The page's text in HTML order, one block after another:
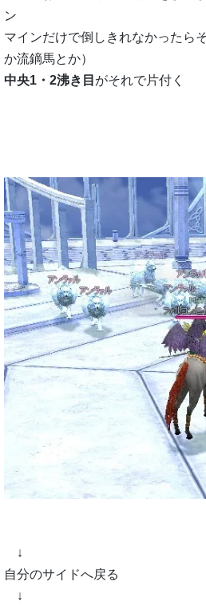
ン
マインだけで倒しきれなかったら
か流鏑馬とか）
中央1・2沸き目 がそれで片付く
↓
自分のサイドへ戻る
↓